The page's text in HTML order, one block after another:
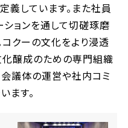
義しています。また社員
ョンを通して切磋琢磨
コクーの文化をより浸透
化醸成のための専門組織
会議体の運営や社内コミ
ます。